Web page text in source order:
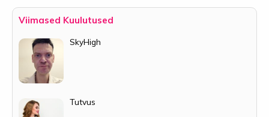
Viimased Kuulutused
SkyHigh
Tutvus